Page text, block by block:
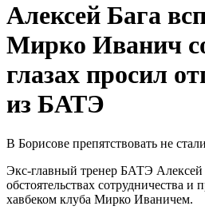
Алексей Бага
Мирко Иванич
глазах просил
из БАТЭ
В Борисове препятствовать не
Экс-главный тренер БАТЭ Алексей
обстоятельствах сотрудничества
хавбеком клуба Мирко Иваничем.